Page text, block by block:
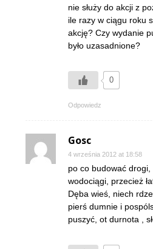
nie służy do akcji z
ile razy w ciągu roku
akcję? Czy wydanie
było uzasadnione?
0
Odpowiedz
Gosc
4 września 2012 at 18:58
po co budować
wodociągi, przecież
Dęba wieś, niech
pierś dumnie i
puszyć, ot durnota ,